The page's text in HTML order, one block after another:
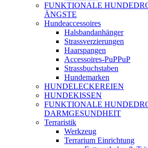
FUNKTIONALE
ÄNGSTE
Hundeaccessoires
Halsbandanhänger
Strassverzierungen
Haarspangen
Accessoires-PuPPuP
Strassbuchstaben
Hundemarken
HUNDELECKEREIEN
HUNDEKISSEN
FUNKTIONALE
DARMGESUNDHEIT
Terraristik
Werkzeug
Terrarium Einrichtung